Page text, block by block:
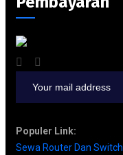
Populer Link:
Sewa Router Dan Switch